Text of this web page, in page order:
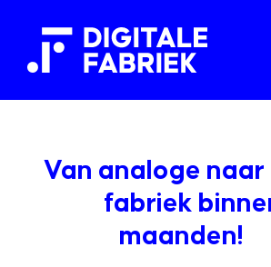
Van analoge
fabriek
maanden!